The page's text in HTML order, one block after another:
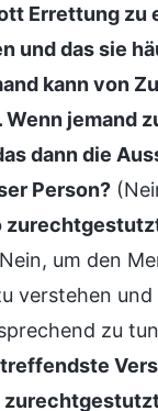
Errettung zu
und das sie
kann von
Wenn jemand
dann die
Person?
um den
verstehen
zu